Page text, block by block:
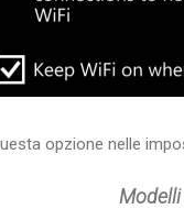
opzione nelle
Modelli